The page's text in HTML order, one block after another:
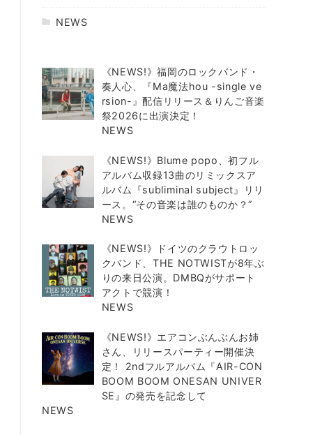
NEWS
《NEWS!》福岡のロックバンド・
奏人心、『Ma魔法hou -single ve
rsion-』配信リリース＆りんご音楽
祭2026に出演決定！
NEWS
《NEWS!》Blume popo、初フル
アルバム収録13曲のリミックスア
ルバム『subliminal subject』リリ
ース。“その音楽は誰のものか？”
NEWS
《NEWS!》ドイツのクラウトロッ
クバンド、THE NOTWISTが8年ぶ
りの来日公演。DMBQがサポート
アクトで競演！
NEWS
《NEWS!》エアコンぶんぶんお姉
さん、リリースパーティー開催決
定！ 2ndフルアルバム『AIR-CON
BOOM BOOM ONESAN UNIVER
SE』の発売を記念して
NEWS